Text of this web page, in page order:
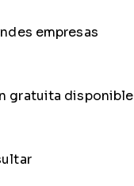
empresas
gratuita disponible